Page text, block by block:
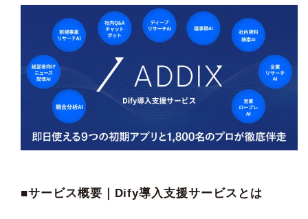
■サービス概要｜Dify導入支援サービスとは